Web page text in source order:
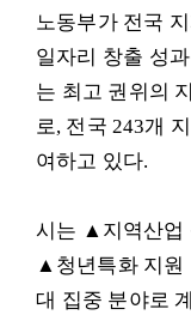
노동부가 전국
일자리 창출 성
는 최고 권위의
로, 전국243개
여하고 있다.
시는 ▲ 지역산업
▲ 청년특화 지원
대 집중 분야로